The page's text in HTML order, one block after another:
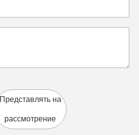
Представлять на
рассмотрение